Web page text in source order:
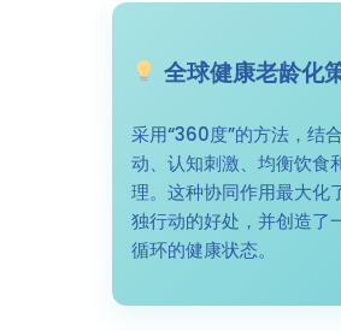
全球健康老龄化
采用“360度”的方法，结
动、认知刺激、均衡饮食
理。这种协同作用最大化
独行动的好处，并创造了
循环的健康状态。